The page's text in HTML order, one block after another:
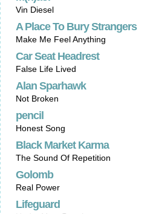
Vin Diesel
A Place To Bury Strangers
Make Me Feel Anything
Car Seat Headrest
False Life Lived
Alan Sparhawk
Not Broken
pencil
Honest Song
Black Market Karma
The Sound Of Repetition
Golomb
Real Power
Lifeguard